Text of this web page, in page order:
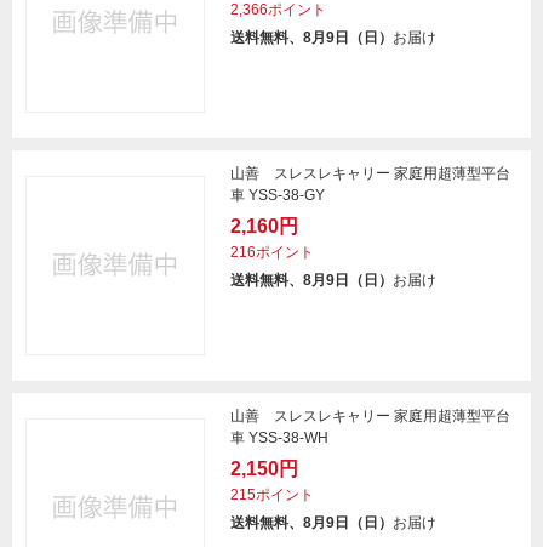
2,366ポイント
送料無料、8月9日（日） お届け
山善 スレスレキャリー 家庭用超薄型平台
車 YSS-38-GY
2,160円
216ポイント
送料無料、8月9日（日） お届け
山善 スレスレキャリー 家庭用超薄型平台
車 YSS-38-WH
2,150円
215ポイント
送料無料、8月9日（日） お届け